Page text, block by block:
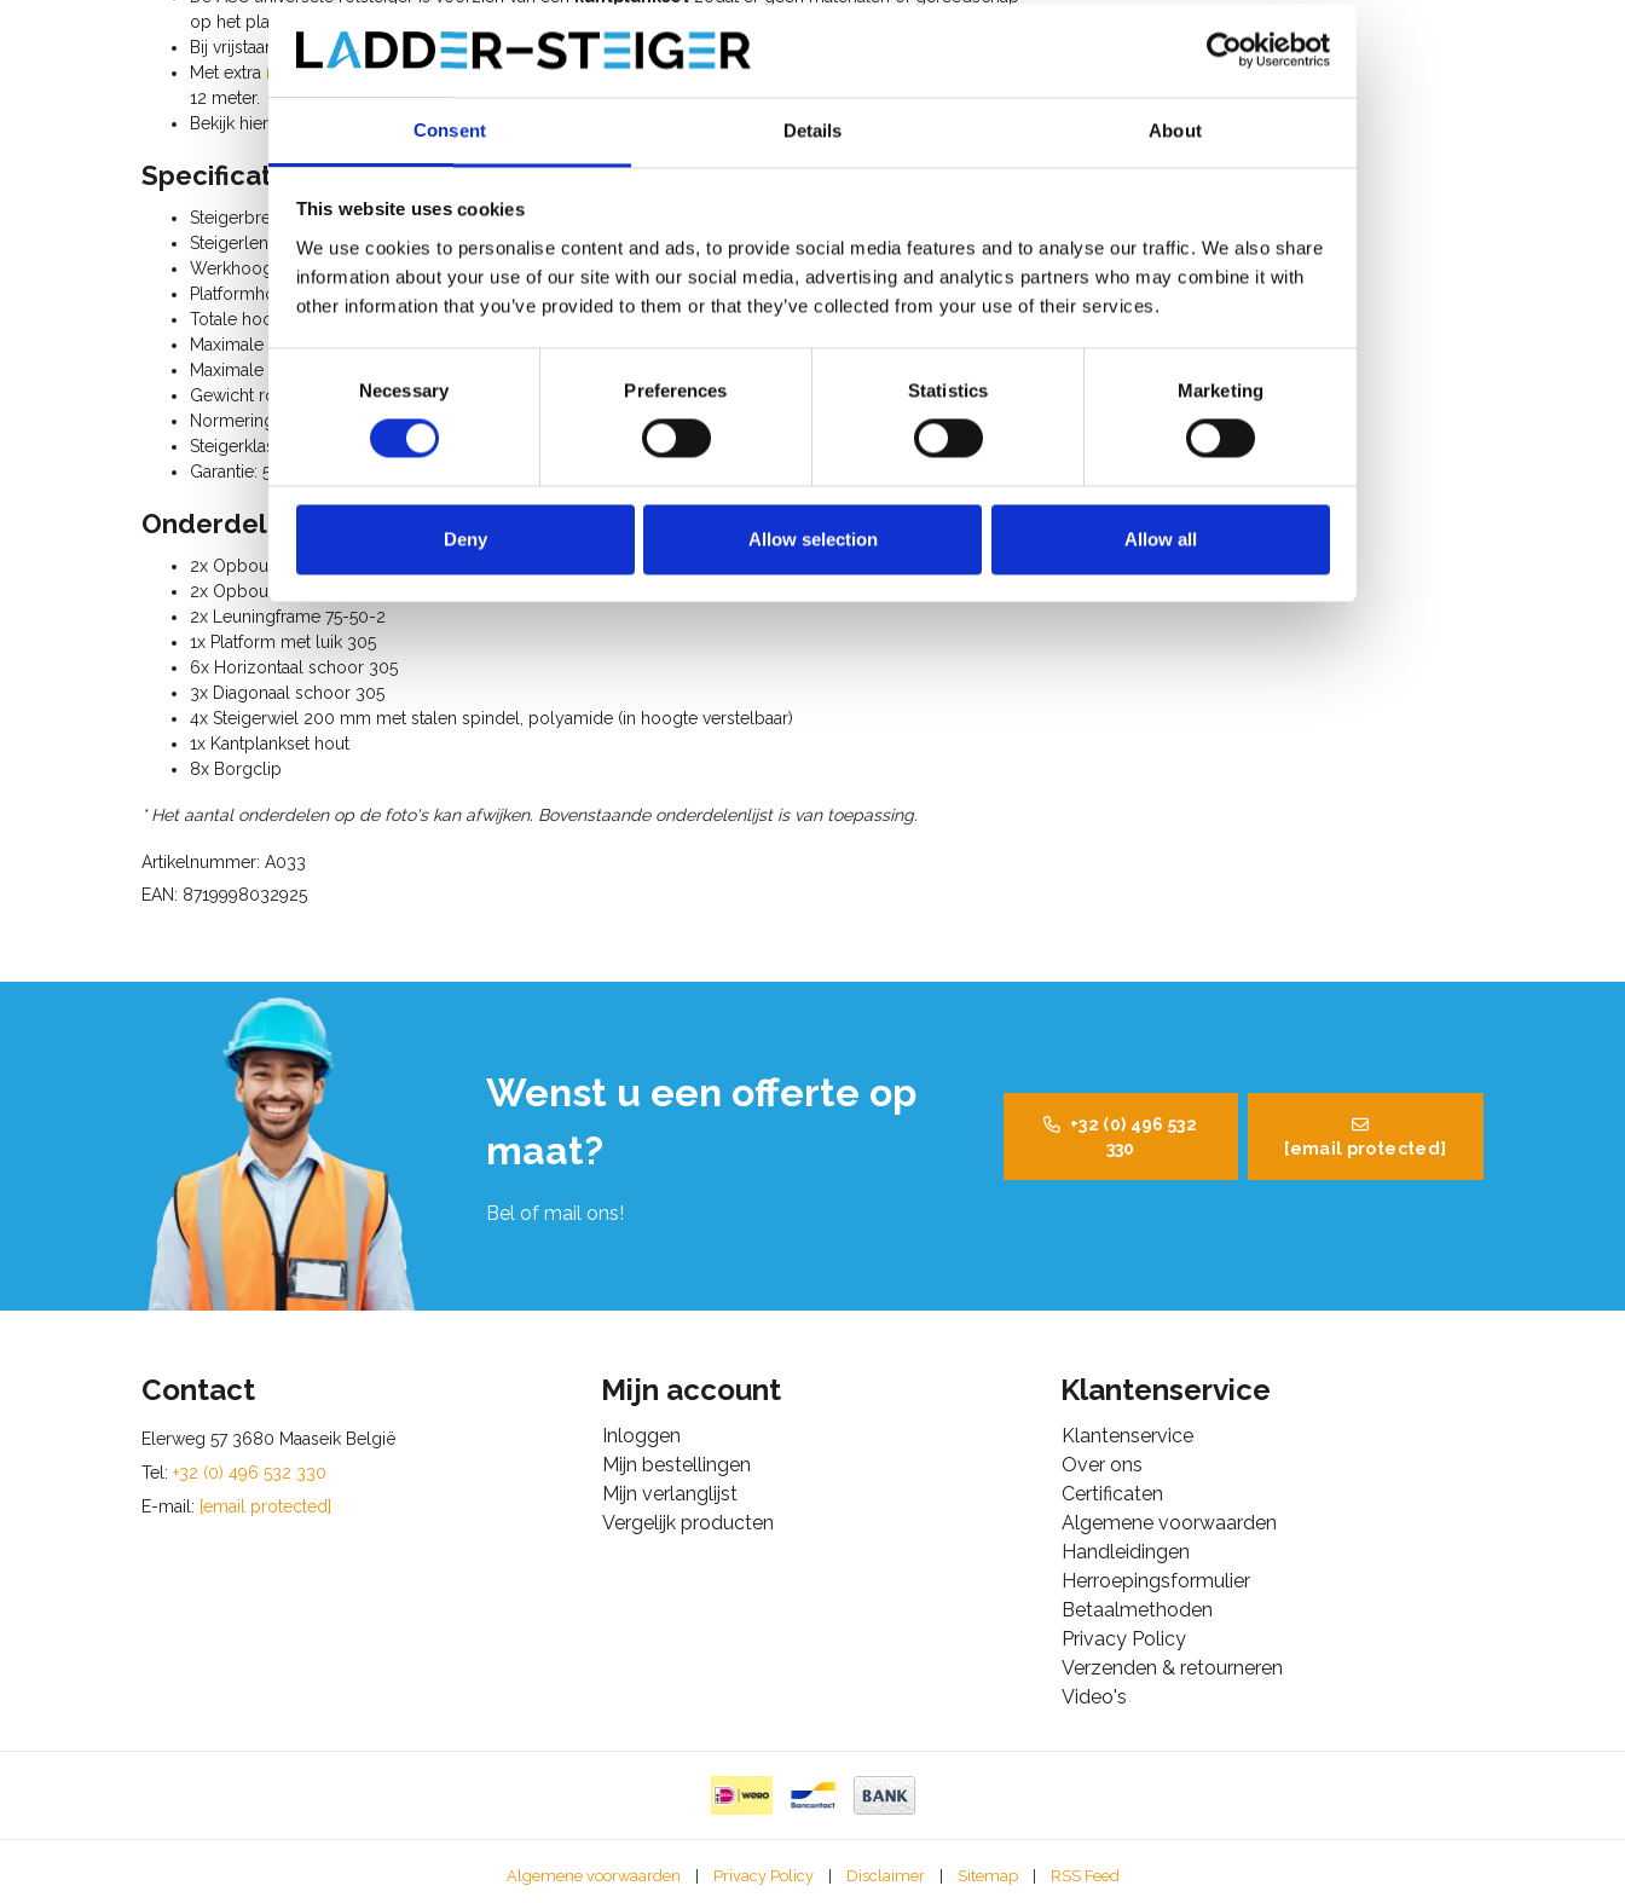
Consent Details About
This website uses cookies
We use cookies to personalise content and ads, to provide social media features and to analyse our traffic. We also share
information about your use of our site with our social media, advertising and analytics partners who may combine it with
other information that you’ve provided to them or that they’ve collected from your use of their services.
Selection
Necessary Preferences Statistics Marketing
Deny Allow selection Allow all
op het platform niet naar beneden kan vallen.
Bij vrijstaand gebruik heeft u 4stabilisatorennodig.
Met extra rolsteiger onderdelen
kan u deze universele rolsteiger 75 cm breed uitbreiden tot werkhoogte
12 meter.
Bekijk hier de
handleiding ASC universele rolsteiger
Specificaties:
Steigerbreedte: 0,75 m
Steigerlengte: 3,05 m
Werkhoogte: 5,20 m
Platformhoogte: 3,20 m
Totale hoogte rolsteiger: 4,20 m
Maximale belasting per platform: 250 Kg
Maximale belasting rolsteiger: 750 Kg
Gewicht rolsteiger: 111 Kg
Normering: TÜV-GS
Steigerklasse III (200 Kg/m²)
Garantie: 5 jaar
Onderdelenlijst:
2x Opbouwframe 75-28-7
2x Opbouwframe 75-28-4
2x Leuningframe 75-50-2
1x Platform met luik 305
6x Horizontaal schoor 305
3x Diagonaal schoor 305
4x Steigerwiel 200 mm met stalen spindel, polyamide (in hoogte verstelbaar)
1x Kantplankset hout
8x Borgclip
* Het aantal onderdelen op de foto's kan afwijken. Bovenstaande onderdelenlijst is van toepassing.
Artikelnummer: A033
EAN: 8719998032925
Wenst u een offerte op
maat?
Bel of mail ons!
+32 (0) 496 532
330
[email protected]
Contact
Elerweg 57 3680 Maaseik België
Tel: +32 (0) 496 532 330
E-mail: [email protected]
Mijn account
Inloggen
Mijn bestellingen
Mijn verlanglijst
Vergelijk producten
Klantenservice
Klantenservice
Over ons
Certificaten
Algemene voorwaarden
Handleidingen
Herroepingsformulier
Betaalmethoden
Privacy Policy
Verzenden & retourneren
Video's
Algemene voorwaarden Privacy Policy Disclaimer Sitemap RSS Feed